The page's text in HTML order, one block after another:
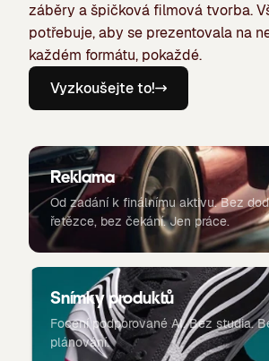
záběry a špičková filmová tvorba.
potřebuje, aby se prezentovala na
každém formátu, pokaždé.
Vyzkoušejte to!
Reklama
Od zadání k finálnímu aktivu. Bez
řetězce, bez čekání. Jen práce.
Snímky produktů
Focení podporované AI. Bez studia.
plánování.